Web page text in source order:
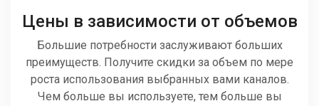
Цены в зависимости от объемов
Большие потребности заслуживают больших
преимуществ. Получите скидки за объем по мере
роста использования выбранных вами каналов.
Чем больше вы используете, тем больше вы